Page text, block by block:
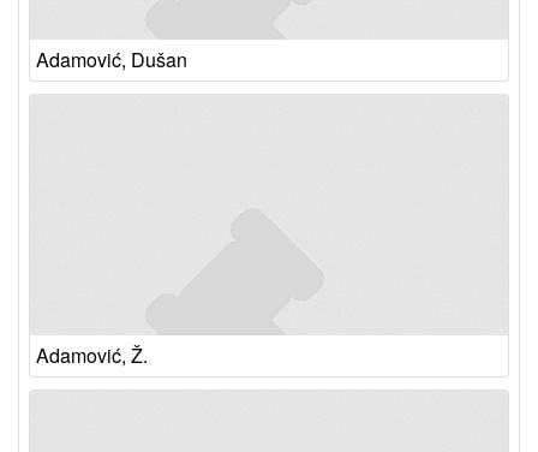
Adamović, Dušan
Adamović, Ž.